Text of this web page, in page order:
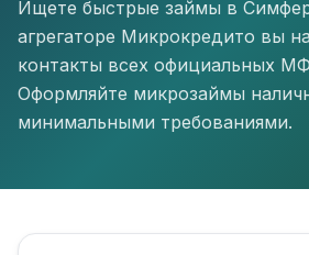
Ищете быстрые займы в
агрегаторе Микрокредито вы
контакты всех официальных
Оформляйте микрозаймы
минимальными требованиями.